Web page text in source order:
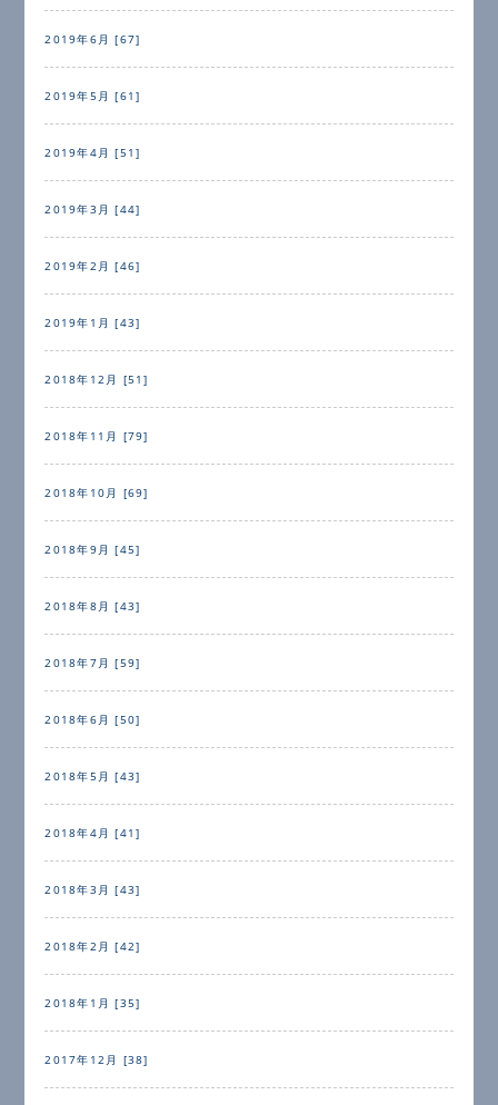
2019年6月 [67]
2019年5月 [61]
2019年4月 [51]
2019年3月 [44]
2019年2月 [46]
2019年1月 [43]
2018年12月 [51]
2018年11月 [79]
2018年10月 [69]
2018年9月 [45]
2018年8月 [43]
2018年7月 [59]
2018年6月 [50]
2018年5月 [43]
2018年4月 [41]
2018年3月 [43]
2018年2月 [42]
2018年1月 [35]
2017年12月 [38]